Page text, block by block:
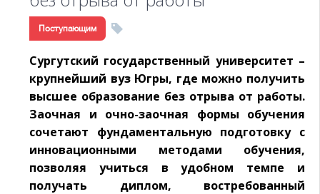
Поступающим
Сургутский государственный университет –
крупнейший вуз Югры, где можно получить
высшее образование без отрыва от работы.
Заочная и очно-заочная формы обучения
сочетают фундаментальную подготовку с
инновационными методами обучения,
позволяя учиться в удобном темпе и
получать диплом, востребованный